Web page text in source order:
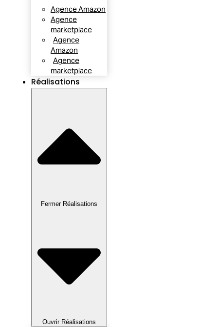
Agence Amazon
Agence
marketplace
Agence
Amazon
Agence
marketplace
Réalisations
Fermer Réalisations
Ouvrir Réalisations